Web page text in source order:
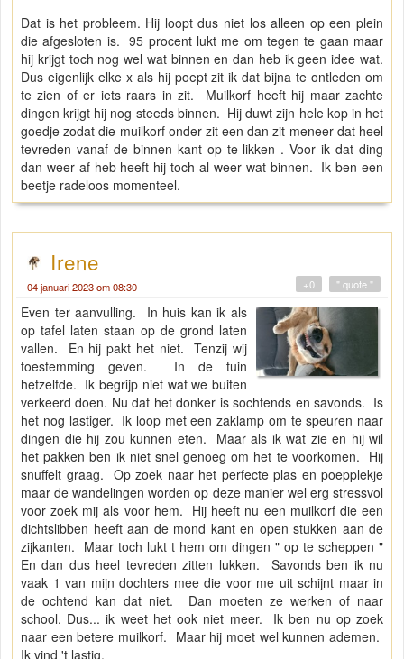
Dat is het probleem. Hij loopt dus niet los alleen op een plein
die afgesloten is. 95 procent lukt me om tegen te gaan maar
hij krijgt toch nog wel wat binnen en dan heb ik geen idee wat.
Dus eigenlijk elke x als hij poept zit ik dat bijna te ontleden om
te zien of er iets raars in zit. Muilkorf heeft hij maar zachte
dingen krijgt hij nog steeds binnen. Hij duwt zijn hele kop in het
goedje zodat die muilkorf onder zit een dan zit meneer dat heel
tevreden vanaf de binnen kant op te likken . Voor ik dat ding
dan weer af heb heeft hij toch al weer wat binnen. Ik ben een
beetje radeloos momenteel.
Irene
04 januari 2023 om 08:30 " quote "
+0
Even ter aanvulling. In huis kan ik als
op tafel laten staan op de grond laten
vallen. En hij pakt het niet. Tenzij wij
toestemming geven. In de tuin
hetzelfde. Ik begrijp niet wat we buiten
verkeerd doen. Nu dat het donker is sochtends en savonds. Is
het nog lastiger. Ik loop met een zaklamp om te speuren naar
dingen die hij zou kunnen eten. Maar als ik wat zie en hij wil
het pakken ben ik niet snel genoeg om het te voorkomen. Hij
snuffelt graag. Op zoek naar het perfecte plas en poepplekje
maar de wandelingen worden op deze manier wel erg stressvol
voor zoek mij als voor hem. Hij heeft nu een muilkorf die een
dichtslibben heeft aan de mond kant en open stukken aan de
zijkanten. Maar toch lukt t hem om dingen " op te scheppen "
En dan dus heel tevreden zitten lukken. Savonds ben ik nu
vaak 1 van mijn dochters mee die voor me uit schijnt maar in
de ochtend kan dat niet. Dan moeten ze werken of naar
school. Dus... ik weet het ook niet meer. Ik ben nu op zoek
naar een betere muilkorf. Maar hij moet wel kunnen ademen.
Ik vind 't lastig.